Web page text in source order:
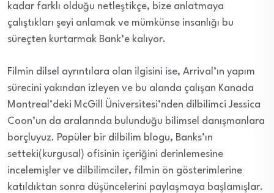
kadar farklı olduğu netleştikçe, bize anlatmaya
çalıştıkları şeyi anlamak ve mümkünse insanlığı bu
süreçten kurtarmak Bank’e kalıyor.
Filmin dilsel ayrıntılara olan ilgisini ise, Arrival’ın yapım
sürecini yakından izleyen ve bu alanda çalışan Kanada
Montreal’deki McGill Üniversitesi’nden dilbilimci Jessica
Coon’un da aralarında bulunduğu bilimsel danışmanlara
borçluyuz. Popüler bir dilbilim blogu, Banks’ın
setteki(kurgusal) ofisinin içeriğini derinlemesine
incelemişler ve dilbilimciler, filmin ön gösterimlerine
katıldıktan sonra düşüncelerini paylaşmaya başlamışlar.